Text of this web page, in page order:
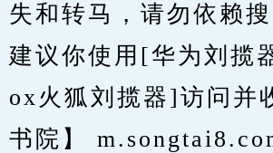
失和转马，请勿依赖搜
建议你使用[华为刘揽
ox火狐刘揽器]访问并
书院】